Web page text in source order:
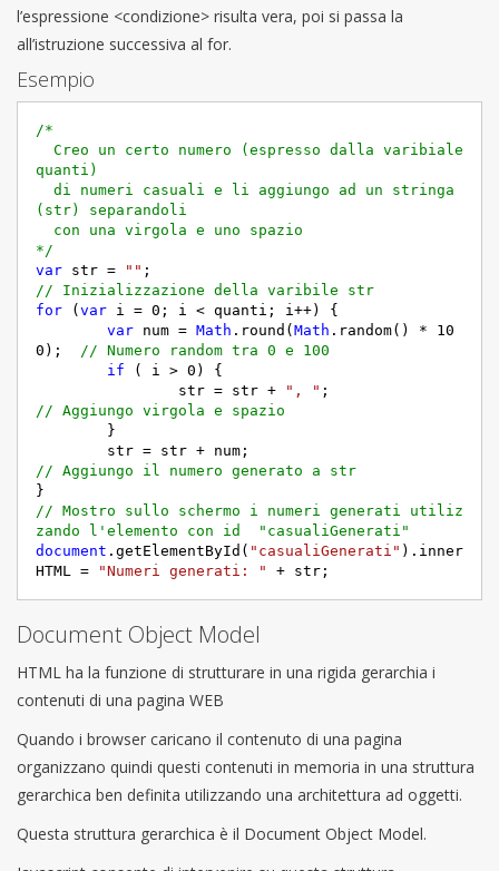
l’espressione <condizione> risulta vera, poi si passa la
all’istruzione successiva al for.
Esempio
/*
quanti)
(str) separandoli
*/
var str = ""
// Inizializzazione della varibile str
for ( var i = 0 ; i < quanti; i++) {
var num = Math .round( Math .random() * 10
0 );
// Numero random tra 0 e 100
if ( i > 0 ) {
		str = str +
", "
// Aggiungo virgola e spazio
// Aggiungo il numero generato a str
// Mostro sullo schermo i numeri generati utiliz
zando l'elemento con id  "casualiGenerati"
document .getElementById( "casualiGenerati" ).inner
HTML =
"Numeri generati: "
Document Object Model
HTML ha la funzione di strutturare in una rigida gerarchia i
contenuti di una pagina WEB
Quando i browser caricano il contenuto di una pagina
organizzano quindi questi contenuti in memoria in una struttura
gerarchica ben definita utilizzando una architettura ad oggetti.
Questa struttura gerarchica è il Document Object Model.